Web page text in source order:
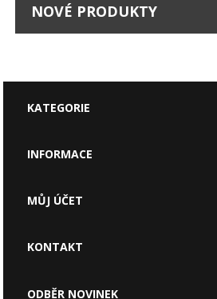
NOVÉ PRODUKTY
KATEGORIE
INFORMACE
MŮJ ÚČET
KONTAKT
ODBĚR NOVINEK